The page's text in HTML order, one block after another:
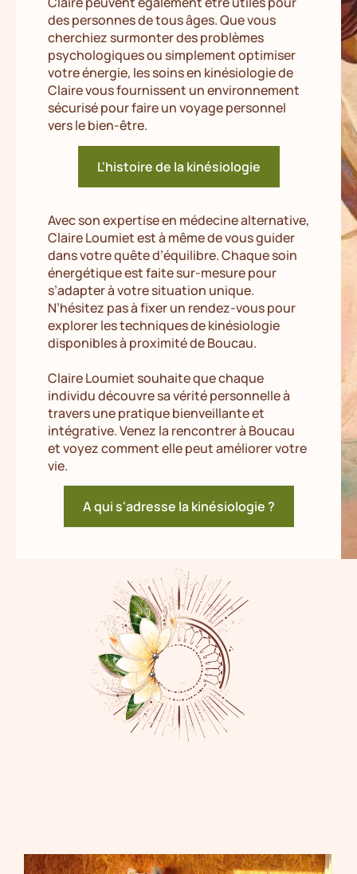
des personnes de tous âges. Que vous
cherchiez surmonter des problèmes
psychologiques ou simplement optimiser
votre énergie, les soins en kinésiologie de
Claire vous fournissent un environnement
sécurisé pour faire un voyage personnel
vers le bien-être.
L'histoire de la kinésiologie
Avec son expertise en médecine alternative,
Claire Loumiet est à même de vous guider
dans votre quête d’équilibre. Chaque soin
énergétique est faite sur-mesure pour
s’adapter à votre situation unique.
N’hésitez pas à fixer un rendez-vous pour
explorer les techniques de kinésiologie
disponibles à proximité de Boucau.
Claire Loumiet souhaite que chaque
individu découvre sa vérité personnelle à
travers une pratique bienveillante et
intégrative. Venez la rencontrer à Boucau
et voyez comment elle peut améliorer votre
vie.
A qui s'adresse la kinésiologie ?